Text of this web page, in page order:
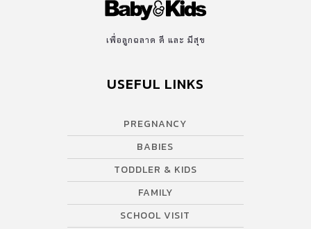
เพื่อลูกฉลาด ดี และ มีสุข
USEFUL LINKS
PREGNANCY
BABIES
TODDLER & KIDS
FAMILY
SCHOOL VISIT